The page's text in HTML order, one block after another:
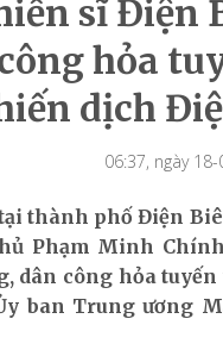
sĩ Điện
hỏa
dịch
06:37, ngày
tại thành phố Điện
Phạm Minh
dân công hỏa
ban Trung ương